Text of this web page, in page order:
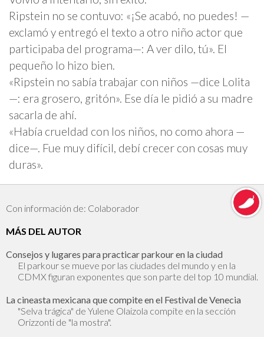
Ripstein no se contuvo: «¡Se acabó, no puedes! —
exclamó y entregó el texto a otro niño actor que
participaba del programa—: A ver dilo, tú». El
pequeño lo hizo bien.
«Ripstein no sabía trabajar con niños —dice Lolita
—: era grosero, gritón». Ese día le pidió a su madre
sacarla de ahí.
«Había crueldad con los niños, no como ahora —
dice—. Fue muy difícil, debí crecer con cosas muy
duras».
Con información de: Colaborador
MÁS DEL AUTOR
Consejos y lugares para practicar parkour en la ciudad
El parkour se mueve por las ciudades del mundo y en la
CDMX figuran exponentes que son parte del top 10 mundial.
La cineasta mexicana que compite en el Festival de Venecia
"Selva trágica" de Yulene Olaizola compite en la sección
Orizzonti de "la mostra".